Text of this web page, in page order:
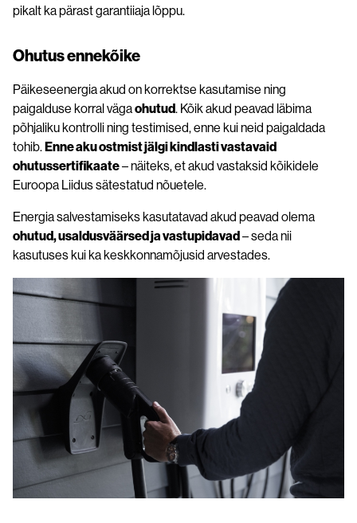
pikalt ka pärast garantiiaja lõppu.
Ohutus ennekõike
Päikeseenergia akud on korrektse kasutamise ning
paigalduse korral vägaohutud. Kõik akud peavad läbima
põhjaliku kontrolli ning testimised, enne kui neid paigaldada
tohib.Enne aku ostmist jälgi kindlasti vastavaid
ohutussertifikaate– näiteks, et akud vastaksid kõikidele
Euroopa Liidus sätestatud nõuetele.
Energia salvestamiseks kasutatavad akud peavad olema
ohutud, usaldusväärsed ja vastupidavad– seda nii
kasutuses kui ka keskkonnamõjusid arvestades.